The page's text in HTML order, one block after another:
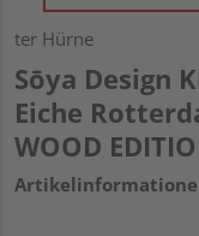
ter Hürne
Sōya Design
Eiche
WOOD